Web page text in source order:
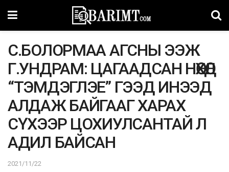
С.БОЛОРМАА АГСНЫ ЭЭЖ
Г.УНДРАМ: ЦАГААДСАН НӨХӨД
“ТЭМДЭГЛЭЕ” ГЭЭД ИНЭЭД
АЛДАЖ БАЙГААГ ХАРАХ
СҮХЭЭР ЦОХИУЛСАНТАЙ Л
АДИЛ БАЙСАН
2021/11/22